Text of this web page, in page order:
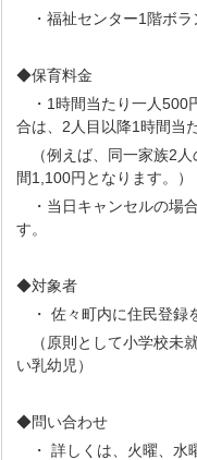
・福祉センター1階ボラ
◆保育料金
・1時間当たり一人500
合は、2人目以降1時間当
（例えば、同一家族2人
間1,100円となります。）
・当日キャンセルの場
す。
◆対象者
・ 佐々町内に住民登録
（原則として小学校未
い乳幼児）
◆問い合わせ
・ 詳しくは、火曜、水